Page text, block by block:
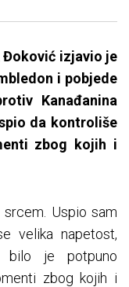
Đoković izjavio je
i pobjede
Kanađanina
da kontroliše
zbog kojih i
Uspio sam
velika napetost,
je potpuno
zbog kojih i